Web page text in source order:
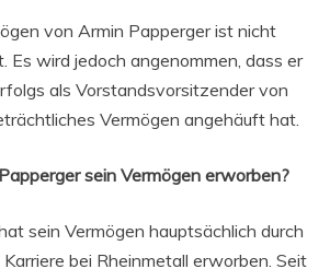
von Armin Papperger ist nicht
Es wird jedoch angenommen, dass er
als Vorstandsvorsitzender von
Vermögen angehäuft hat.
sein Vermögen erworben?
sein Vermögen hauptsächlich durch
bei Rheinmetall erworben. Seit